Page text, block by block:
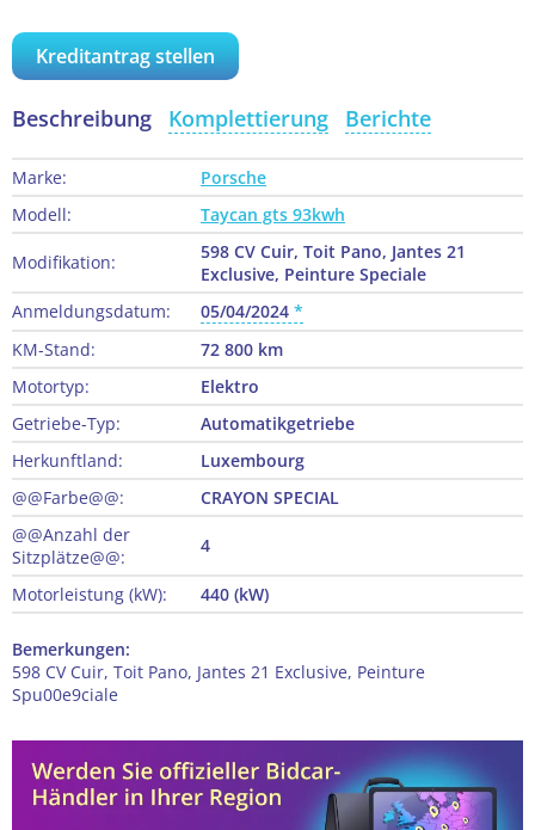
Kreditantrag stellen
Beschreibung Komplettierung Berichte
Marke:
Porsche
Modell:
Taycan gts 93kwh
Modifikation:
598 CV Cuir, Toit Pano, Jantes 21
Exclusive, Peinture Speciale
Anmeldungsdatum:
05/04/2024
KM-Stand:
72 800 km
Motortyp:
Elektro
Getriebe-Typ:
Automatikgetriebe
Herkunftland:
Luxembourg
@@Farbe@@:
CRAYON SPECIAL
@@Anzahl der
Sitzplätze@@:
4
Motorleistung (kW): 440 (kW)
Bemerkungen:
598 CV Cuir, Toit Pano, Jantes 21 Exclusive, Peinture
Spu00e9ciale